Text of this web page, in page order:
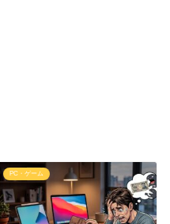
PC・ゲーム